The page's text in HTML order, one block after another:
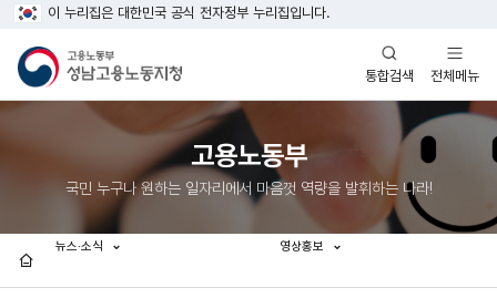
이 누리집은 대한민국 공식 전자정부 누리집입니다.
통합검색
열기
전체메뉴
열기
고용노동부
국민 누구나 원하는 일자리에서 마음껏 역량을 발휘하는 나라!
뉴스·소식 영상홍보